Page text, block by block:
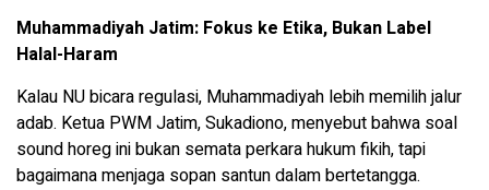
Muhammadiyah Jatim: Fokus ke Etika, Bukan Label
Halal-Haram
Kalau NU bicara regulasi, Muhammadiyah lebih memilih jalur
adab. Ketua PWM Jatim, Sukadiono, menyebut bahwa soal
sound horeg ini bukan semata perkara hukum fikih, tapi
bagaimana menjaga sopan santun dalam bertetangga.